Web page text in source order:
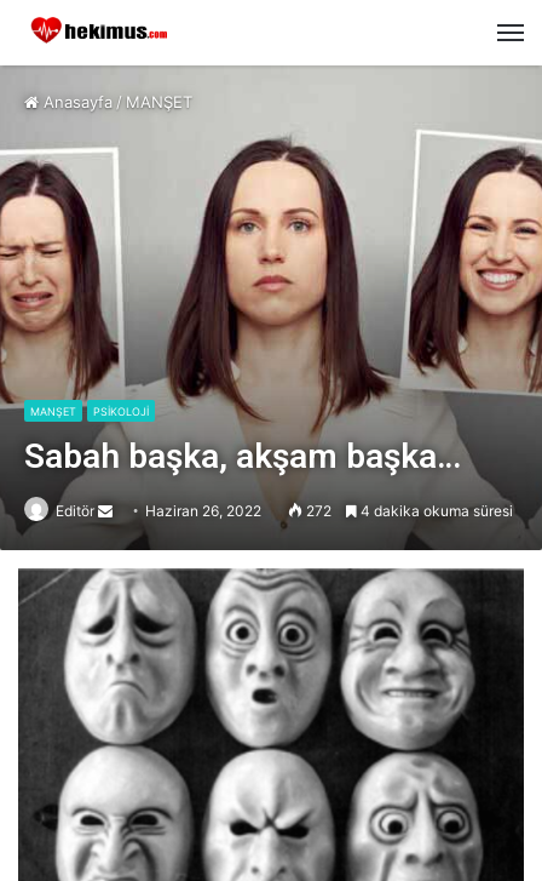
Anasayfa /MANŞET
MANŞET PSİKOLOJİ
Sabah başka, akşam başka…
Editör
Send
email
Haziran 26, 2022 272 4 dakika okuma süresi